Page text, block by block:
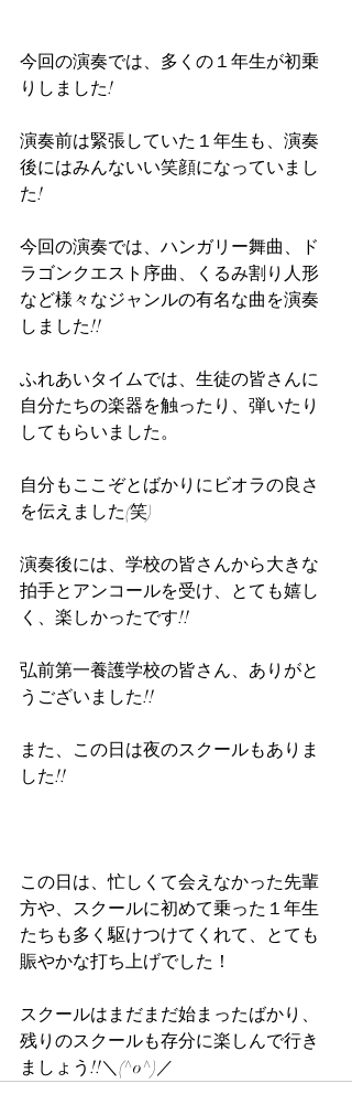
今回の演奏では、多くの１年生が初乗
りしました!
演奏前は緊張していた１年生も、演奏
後にはみんないい笑顔になっていまし
た!
今回の演奏では、ハンガリー舞曲、ド
ラゴンクエスト序曲、くるみ割り人形
など様々なジャンルの有名な曲を演奏
しました!!
ふれあいタイムでは、生徒の皆さんに
自分たちの楽器を触ったり、弾いたり
してもらいました。
自分もここぞとばかりにビオラの良さ
を伝えました(笑)
演奏後には、学校の皆さんから大きな
拍手とアンコールを受け、とても嬉し
く、楽しかったです!!
弘前第一養護学校の皆さん、ありがと
うございました!!
また、この日は夜のスクールもありま
した!!
この日は、忙しくて会えなかった先輩
方や、スクールに初めて乗った１年生
たちも多く駆けつけてくれて、とても
賑やかな打ち上げでした！
スクールはまだまだ始まったばかり、
残りのスクールも存分に楽しんで行き
ましょう!!＼(^o^)／